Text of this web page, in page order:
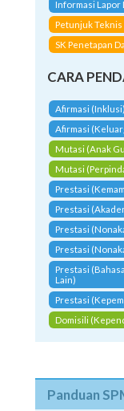
Informasi Lapor
Petunjuk
SK Penetapan
CARA
Afirmasi
Afirmasi
Mutasi (Anak
Mutasi
Prestasi
Prestasi
Prestasi
Prestasi
Prestasi
Lain)
Prestasi
Domisili
Panduan